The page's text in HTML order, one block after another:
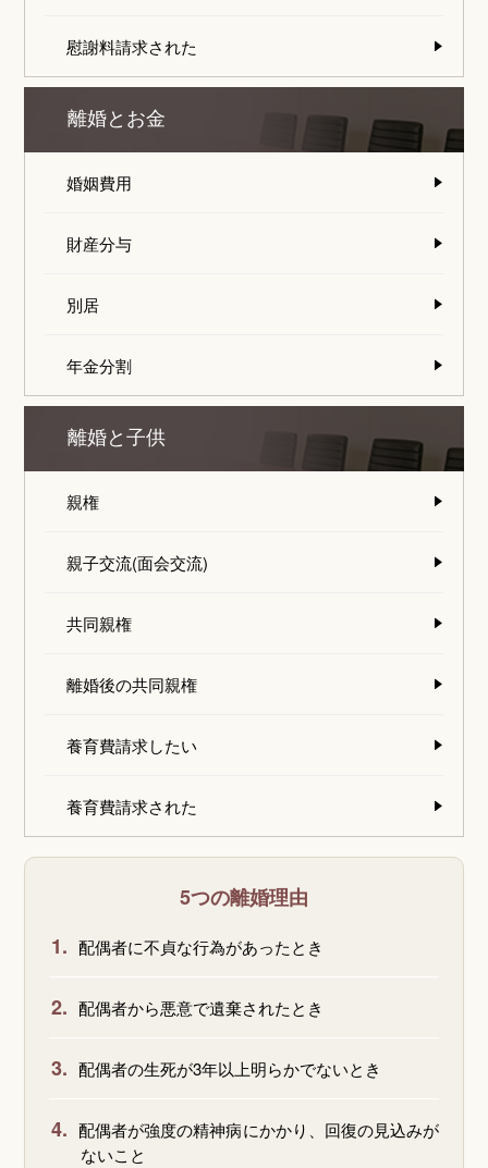
慰謝料請求された
離婚とお金
婚姻費用
財産分与
別居
年金分割
離婚と子供
親権
親子交流(面会交流)
共同親権
離婚後の共同親権
養育費請求したい
養育費請求された
5つの離婚理由
1. 配偶者に不貞な行為があったとき
2. 配偶者から悪意で遺棄されたとき
3. 配偶者の生死が3年以上明らかでないとき
4. 配偶者が強度の精神病にかかり、回復の見込みが
ないこと